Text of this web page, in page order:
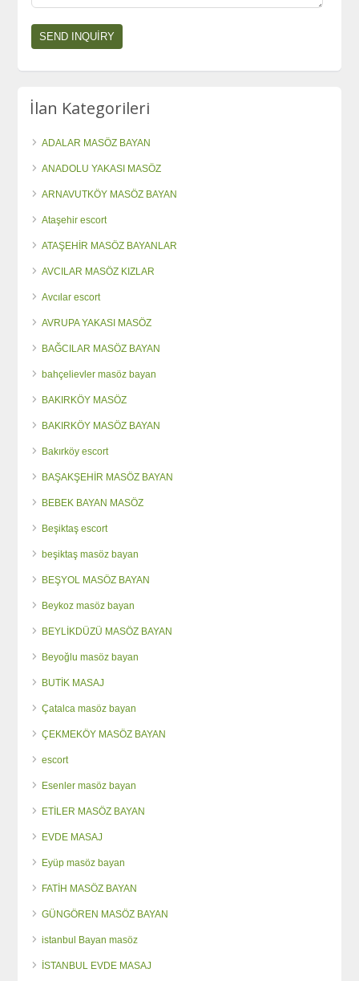
İlan Kategorileri
ADALAR MASÖZ BAYAN
ANADOLU YAKASI MASÖZ
ARNAVUTKÖY MASÖZ BAYAN
Ataşehir escort
ATAŞEHİR MASÖZ BAYANLAR
AVCILAR MASÖZ KIZLAR
Avcılar escort
AVRUPA YAKASI MASÖZ
BAĞCILAR MASÖZ BAYAN
bahçelievler masöz bayan
BAKIRKÖY MASÖZ
BAKIRKÖY MASÖZ BAYAN
Bakırköy escort
BAŞAKŞEHİR MASÖZ BAYAN
BEBEK BAYAN MASÖZ
Beşiktaş escort
beşiktaş masöz bayan
BEŞYOL MASÖZ BAYAN
Beykoz masöz bayan
BEYLİKDÜZÜ MASÖZ BAYAN
Beyoğlu masöz bayan
BUTİK MASAJ
Çatalca masöz bayan
ÇEKMEKÖY MASÖZ BAYAN
escort
Esenler masöz bayan
ETİLER MASÖZ BAYAN
EVDE MASAJ
Eyüp masöz bayan
FATİH MASÖZ BAYAN
GÜNGÖREN MASÖZ BAYAN
istanbul Bayan masöz
İSTANBUL EVDE MASAJ